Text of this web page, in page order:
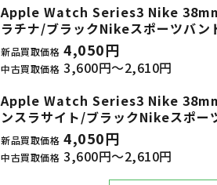
Apple Watch Series3 Nike 38mm
ラチナ/ブラックNikeスポーツバン
新品買取価格 4,050円
中古買取価格 3,600円～2,610円
Apple Watch Series3 Nike 38mm
ンスラサイト/ブラックNikeスポ
新品買取価格 4,050円
中古買取価格 3,600円～2,610円